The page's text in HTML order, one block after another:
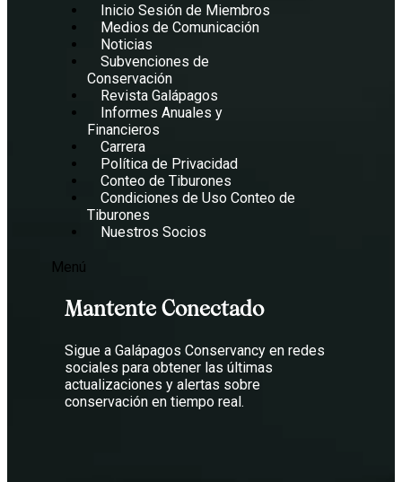
Inicio Sesión de Miembros
Medios de Comunicación
Noticias
Subvenciones de
Conservación
Revista Galápagos
Informes Anuales y
Financieros
Carrera
Política de Privacidad
Conteo de Tiburones
Condiciones de Uso Conteo de
Tiburones
Nuestros Socios
Menú
Mantente Conectado
Sigue a Galápagos Conservancy en redes
sociales para obtener las últimas
actualizaciones y alertas sobre
conservación en tiempo real.